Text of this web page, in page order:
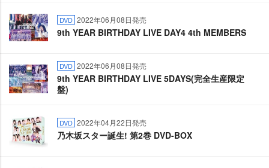
DVD 2022年06月08日発売
9th YEAR BIRTHDAY LIVE DAY4 4th MEMBERS
DVD 2022年06月08日発売
9th YEAR BIRTHDAY LIVE 5DAYS(完全生産限定
盤)
DVD 2022年04月22日発売
乃木坂スター誕生! 第2巻 DVD-BOX